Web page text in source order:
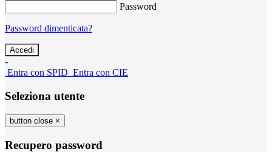
Password
Password dimenticata?
-
Entra con SPID Entra con CIE
Seleziona utente
button close ×
Recupero password